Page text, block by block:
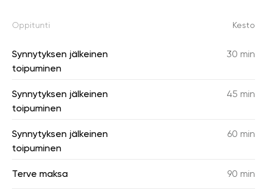
Oppitunti Kesto
Synnytyksen jälkeinen
toipuminen
30 min
Synnytyksen jälkeinen
toipuminen
45 min
Synnytyksen jälkeinen
toipuminen
60 min
Terve maksa 90 min